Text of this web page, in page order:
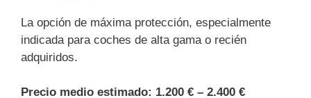
La opción de máxima protección, especialmente
indicada para coches de alta gama o recién
adquiridos.
Precio medio estimado: 1.200 € – 2.400 €